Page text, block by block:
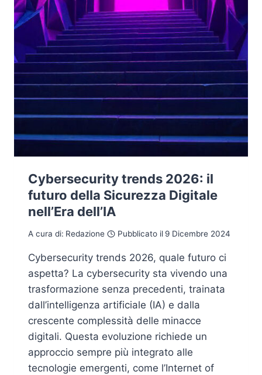
Cybersecurity trends 2026: il
futuro della Sicurezza Digitale
nell’Era dell’IA
A cura di: Redazione Pubblicato il 9 Dicembre 2024
Cybersecurity trends 2026, quale futuro ci
aspetta? La cybersecurity sta vivendo una
trasformazione senza precedenti, trainata
dall’intelligenza artificiale (IA) e dalla
crescente complessità delle minacce
digitali. Questa evoluzione richiede un
approccio sempre più integrato alle
tecnologie emergenti, come l’Internet of